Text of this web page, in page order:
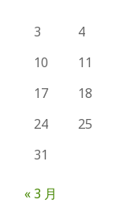
3
4
10
11
17
18
24
25
31
« 3 月